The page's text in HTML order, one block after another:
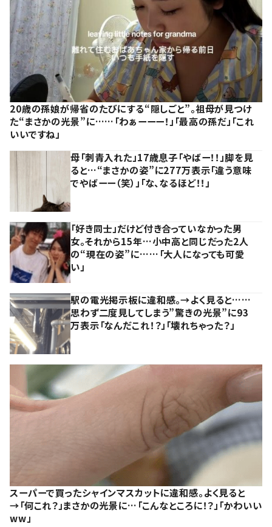
20歳の孫娘が帰省のたびにする“隠しごと”。祖母が見つけ
た“まさかの光景”に……「わぁーーー！」「最高の孫だ」「これ
いいですね」
母「刺青入れた」17歳息子「やばー！！」脚を見
ると…“まさかの姿”に277万表示「違う意味
でやばーー（笑）」「な、なるほど！！」
「好き同士」だけど付き合っていなかった男
女。それから15年…小中高と同じだった2人
の“現在の姿”に……「大人になっても可愛
い」
駅の電光掲示板に違和感。→よく見ると……
思わず二度見してしまう”驚きの光景”に93
万表示「なんだこれ！？」「壊れちゃった？」
スーパーで買ったシャインマスカットに違和感。よく見ると
→「何これ？」まさかの光景に…「こんなところに！？」「かわいい
ww」